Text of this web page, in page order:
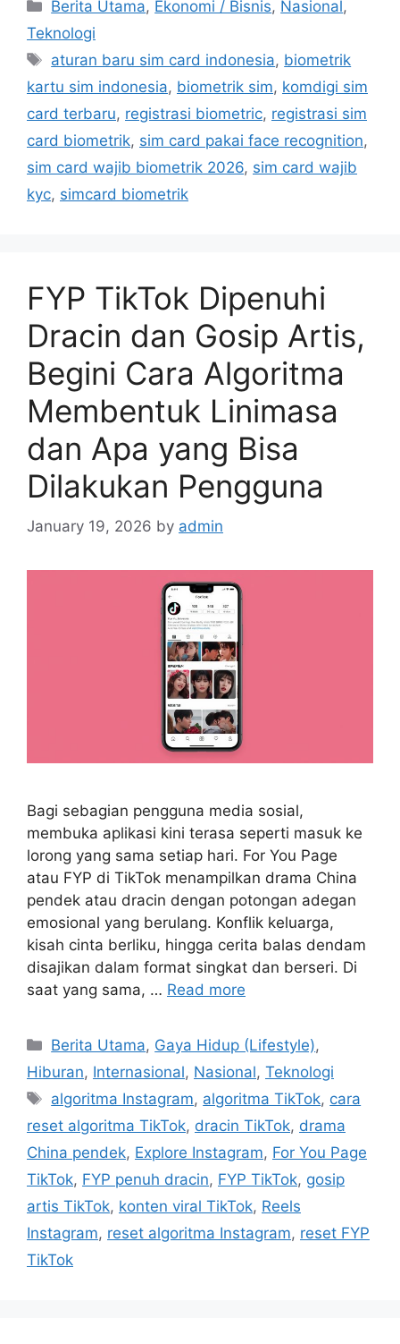
a
e
g
o
r
s
Berita Utama, Ekonomi / Bisnis, Nasional,
Teknologi
T
a
s
aturan baru sim card indonesia, biometrik
kartu sim indonesia, biometrik sim, komdigi sim
card terbaru, registrasi biometric, registrasi sim
card biometrik, sim card pakai face recognition,
sim card wajib biometrik 2026, sim card wajib
kyc, simcard biometrik
FYP TikTok Dipenuhi
Dracin dan Gosip Artis,
Begini Cara Algoritma
Membentuk Linimasa
dan Apa yang Bisa
Dilakukan Pengguna
January 19, 2026 by admin
Bagi sebagian pengguna media sosial,
membuka aplikasi kini terasa seperti masuk ke
lorong yang sama setiap hari. For You Page
atau FYP di TikTok menampilkan drama China
pendek atau dracin dengan potongan adegan
emosional yang berulang. Konflik keluarga,
kisah cinta berliku, hingga cerita balas dendam
disajikan dalam format singkat dan berseri. Di
saat yang sama, … Read more
C
a
e
g
o
r
i
s
Berita Utama, Gaya Hidup (Lifestyle),
Hiburan, Internasional, Nasional, Teknologi
T
a
s
algoritma Instagram, algoritma TikTok, cara
reset algoritma TikTok, dracin TikTok, drama
China pendek, Explore Instagram, For You Page
TikTok, FYP penuh dracin, FYP TikTok, gosip
artis TikTok, konten viral TikTok, Reels
Instagram, reset algoritma Instagram, reset FYP
TikTok